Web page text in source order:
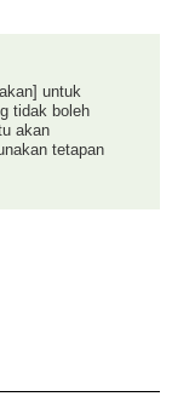
untuk
tidak boleh
akan
tetapan